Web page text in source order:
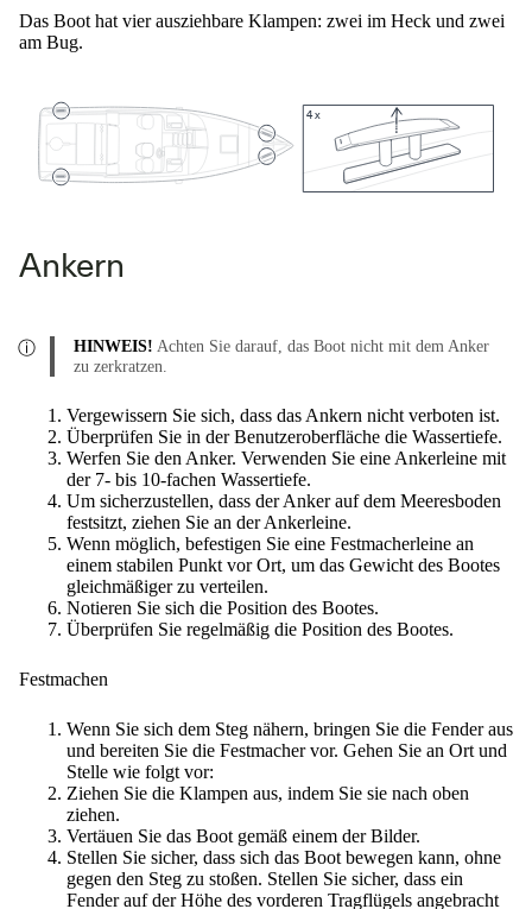
Das Boot hat vier ausziehbare Klampen: zwei im Heck und zwei
am Bug.
4x
Ankern
HINWEIS! Achten Sie darauf, das Boot nicht mit dem Anker
zu zerkratzen.
Vergewissern Sie sich, dass das Ankern nicht verboten ist.
Überprüfen Sie in der Benutzeroberfläche die Wassertiefe.
Werfen Sie den Anker. Verwenden Sie eine Ankerleine mit
der 7- bis 10-fachen Wassertiefe.
Um sicherzustellen, dass der Anker auf dem Meeresboden
festsitzt, ziehen Sie an der Ankerleine.
Wenn möglich, befestigen Sie eine Festmacherleine an
einem stabilen Punkt vor Ort, um das Gewicht des Bootes
gleichmäßiger zu verteilen.
Notieren Sie sich die Position des Bootes.
Überprüfen Sie regelmäßig die Position des Bootes.
Festmachen
Wenn Sie sich dem Steg nähern, bringen Sie die Fender aus
und bereiten Sie die Festmacher vor. Gehen Sie an Ort und
Stelle wie folgt vor:
Ziehen Sie die Klampen aus, indem Sie sie nach oben
ziehen.
Vertäuen Sie das Boot gemäß einem der Bilder.
Stellen Sie sicher, dass sich das Boot bewegen kann, ohne
gegen den Steg zu stoßen. Stellen Sie sicher, dass ein
Fender auf der Höhe des vorderen Tragflügels angebracht